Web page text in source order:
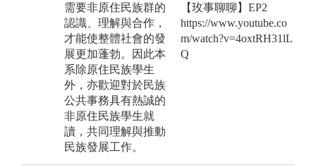
需要非原住民族群的
認識、理解與合作，
才能使整體社會的發
展更加蓬勃。因此本
系除原住民族學生
外，亦歡迎對於民族
公共事務具有熱誠的
非原住民族學生就
讀，共同理解與推動
民族發展工作。
【玫事聊聊】EP2
https://www.youtube.co
m/watch?v=4oxtRH31lL
Q